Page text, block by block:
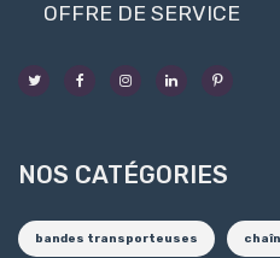
OFFRE DE SERVICE
NOS CATÉGORIES
bandes transporteuses